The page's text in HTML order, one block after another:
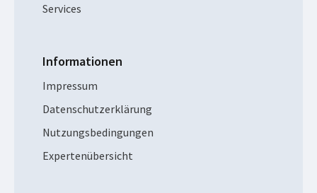
Services
Informationen
Impressum
Datenschutzerklärung
Nutzungsbedingungen
Expertenübersicht